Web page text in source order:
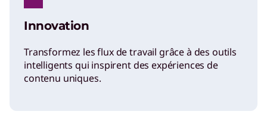
Innovation
Transformez les flux de travail grâce à des outils
intelligents qui inspirent des expériences de
contenu uniques.